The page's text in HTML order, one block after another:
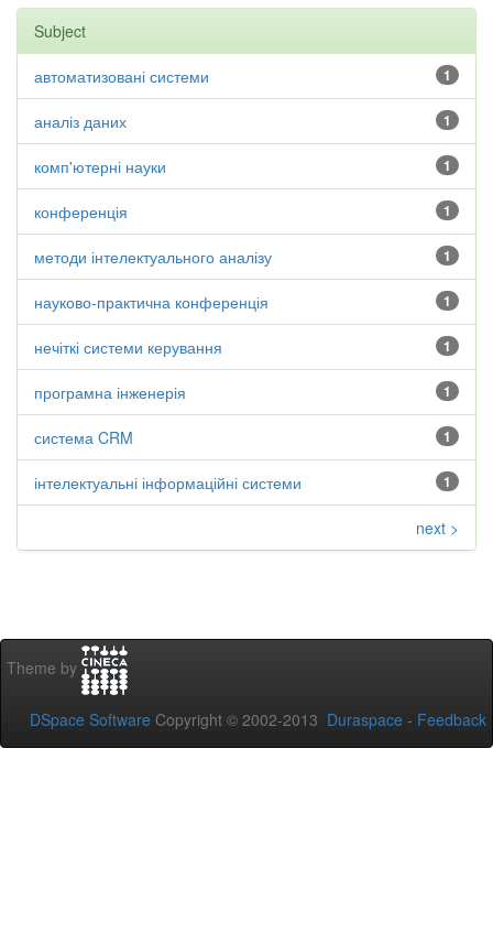
Subject
1
автоматизовані системи
1
аналіз даних
1
комп'ютерні науки
1
конференція
1
методи інтелектуального аналізу
1
науково-практична конференція
1
нечіткі системи керування
1
програмна інженерія
1
система CRM
1
інтелектуальні інформаційні системи
next >
Theme by
DSpace Software Copyright © 2002-2013 Duraspace - Feedback